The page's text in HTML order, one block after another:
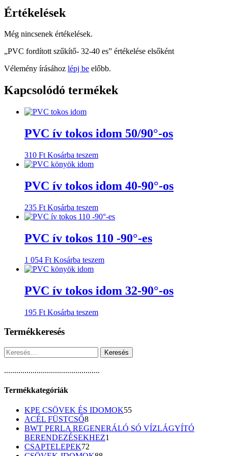
Értékelések
Még nincsenek értékelések.
„PVC fordított szűkítő- 32-40 es” értékelése elsőként
Vélemény írásához lépj be előbb.
Kapcsolódó termékek
PVC ív tokos idom 50/90°-os
310 Ft Kosárba teszem
PVC ív tokos idom 40-90°-os
235 Ft Kosárba teszem
PVC ív tokos 110 -90°-es
1 054 Ft Kosárba teszem
PVC ív tokos idom 32-90°-os
195 Ft Kosárba teszem
Termékkeresés
Keresés:
...............................................
Termékkategóriák
KPE CSÖVEK ÉS IDOMOK5555
ACÉL FÜSTCSŐ88
termék
BWT PERLA REGENERÁLÓ SÓ VÍZLÁGYÍTÓ
BERENDEZÉSEKHEZ1
CSAPTELEPEK72